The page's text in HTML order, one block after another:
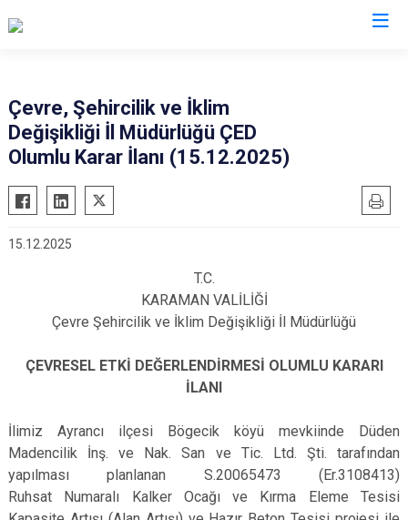
Çevre, Şehircilik ve İklim
Değişikliği İl Müdürlüğü ÇED
Olumlu Karar İlanı (15.12.2025)
15.12.2025
T.C.
KARAMAN VALİLİĞİ
Çevre Şehircilik ve İklim Değişikliği İl Müdürlüğü
ÇEVRESEL ETKİ DEĞERLENDİRMESİ OLUMLU KARARI
İLANI
İlimiz Ayrancı ilçesi Bögecik köyü mevkiinde Düden
Madencilik İnş. ve Nak. San ve Tic. Ltd. Şti. tarafından
yapılması planlanan S.20065473 (Er.3108413)
Ruhsat Numaralı Kalker Ocağı ve Kırma Eleme Tesisi